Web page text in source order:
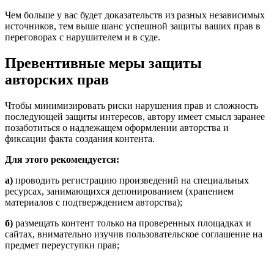
Чем больше у вас будет доказательств из разных независимых
источников, тем выше шанс успешной защиты ваших прав в
переговорах с нарушителем и в суде.
Превентивные меры защиты
авторских прав
Чтобы минимизировать риски нарушения прав и сложность
последующей защиты интересов, автору имеет смысл заранее
позаботиться о надлежащем оформлении авторства и
фиксации факта создания контента.
Для этого рекомендуется:
а) проводить регистрацию произведений на специальных
ресурсах, занимающихся депонированием (хранением
материалов с подтверждением авторства);
б) размещать контент только на проверенных площадках и
сайтах, внимательно изучив пользовательское соглашение на
предмет переуступки прав;